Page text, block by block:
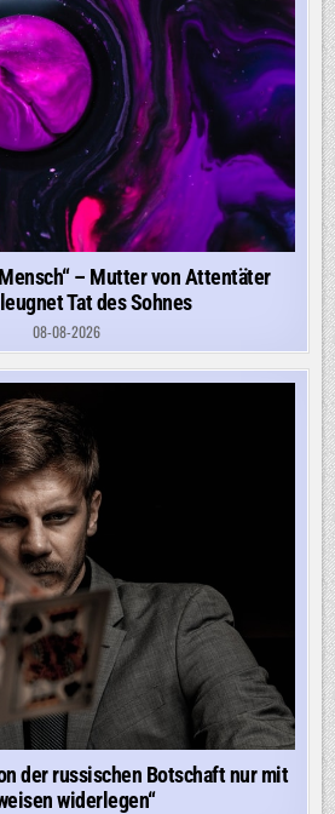
– Mutter von Attentäter
Tat des Sohnes
08-08-2026
der russischen Botschaft nur mit
widerlegen“